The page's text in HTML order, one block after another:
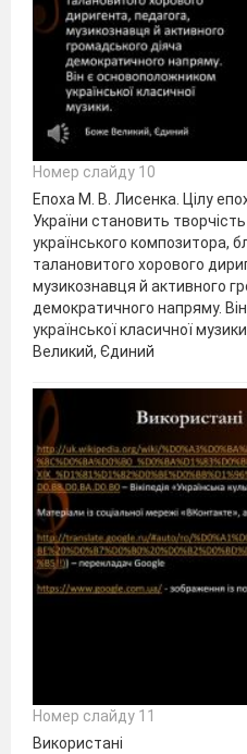
Номер слайду 10
Епоха М. В. Лисенка. Цілу
України становить
українського композитора,
талановитого хорового
музикознавця й активного
демократичного напряму.
української класичної
Великий, Єдиний
Номер слайду 11
Використані